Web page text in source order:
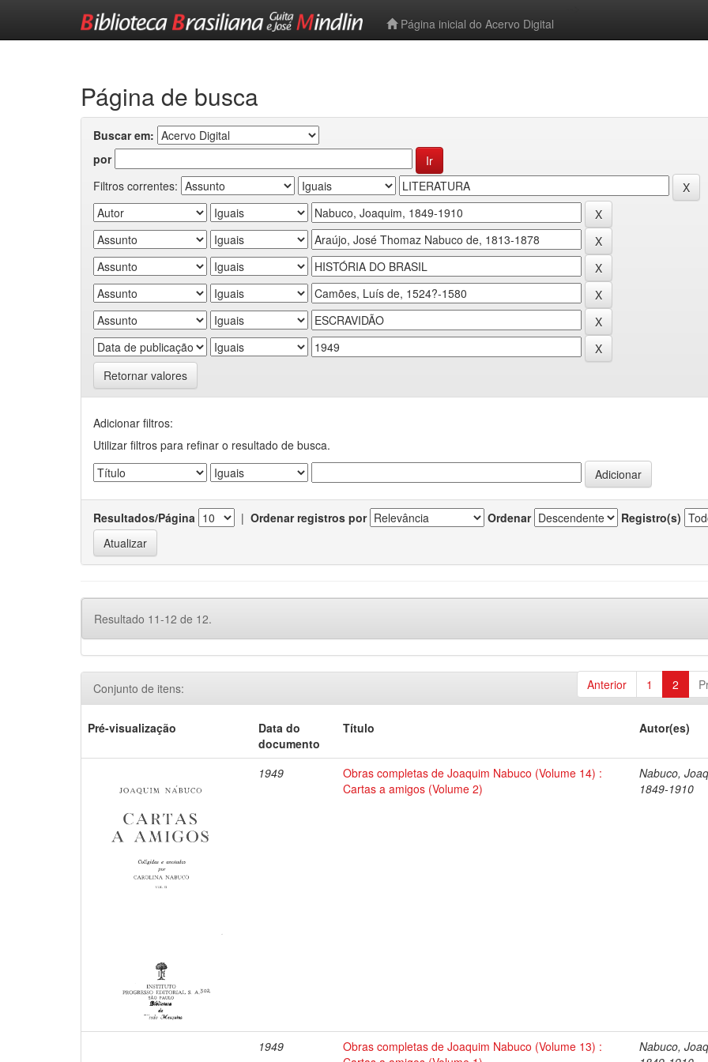
Página inicial do Acervo Digital
Página de busca
Buscar em:
por
Filtros correntes:
Retornar valores
Adicionar filtros:
Utilizar filtros para refinar o resultado de busca.
Resultados/Página | Ordenar registros por Ordenar Registro(s)
Resultado 11-12 de 12.
Anterior 1 2
Conjunto de itens:
Pré-visualização
Data do
documento
Título Autor(es)
1949
Obras completas de Joaquim Nabuco (Volume 14) :
Cartas a amigos (Volume 2)
Nabuco,
1849-1910
1949
Obras completas de Joaquim Nabuco (Volume 13) :
Nabuco,